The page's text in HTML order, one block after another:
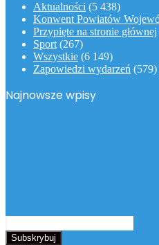
Aktualności (5 438)
Konwent Powiatów
Przypięte na stronie głównej
Sport (267)
Wszystkie (6 149)
Zapowiedzi wydarzeń (579)
Najnowsze wpisy
swój